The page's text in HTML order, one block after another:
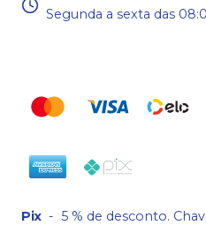
Segunda a sexta das
Pix - 5 % de desconto.